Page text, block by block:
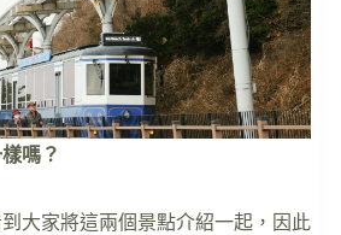
嗎？
大家將這兩個景點介紹一起，因此